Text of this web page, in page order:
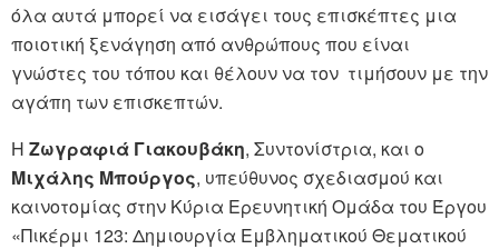
όλα αυτά μπορεί να εισάγει τους επισκέπτες μια
ποιοτική ξενάγηση από ανθρώπους που είναι
γνώστες του τόπου και θέλουν να τον τιμήσουν με την
αγάπη των επισκεπτών.
Η Ζωγραφιά Γιακουβάκη, Συντονίστρια, και ο
Μιχάλης Μπούργος, υπεύθυνος σχεδιασμού και
καινοτομίας στην Κύρια Ερευνητική Ομάδα του Έργου
«Πικέρμι 123: Δημιουργία Εμβληματικού Θεματικού